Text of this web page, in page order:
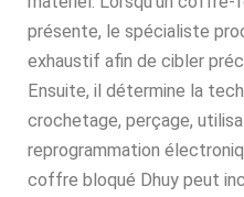
présente, le spécialiste
exhaustif afin de cibler
Ensuite, il détermine la
crochetage, perçage,
reprogrammation
coffre bloqué Dhuy peut